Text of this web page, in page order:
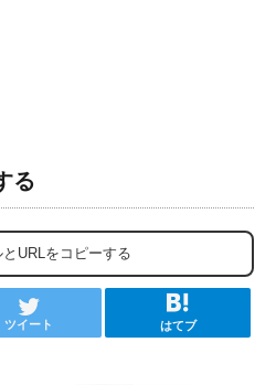
る
URLをコピーする
ツイート はてブ